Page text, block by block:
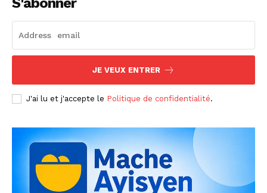
JE VEUX ENTRER
J'ai lu et j'accepte le Politique de confidentialité.